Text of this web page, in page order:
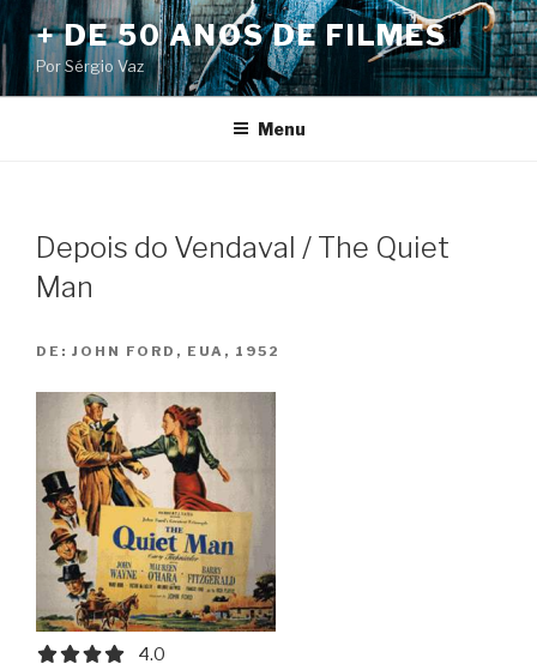
Pular
para
o
conteúdo
+ DE 50 ANOS DE FILMES
Por Sérgio Vaz
Menu
Depois do Vendaval / The Quiet
Man
DE: JOHN FORD, EUA, 1952
4.0 out of 5.0 stars
4.0